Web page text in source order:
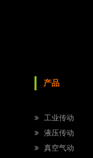
产品
工业传动
液压传动
真空气动